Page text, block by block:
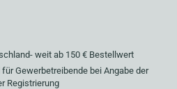
weit ab 150 € Bestellwert
Gewerbetreibende bei Angabe der
Registrierung